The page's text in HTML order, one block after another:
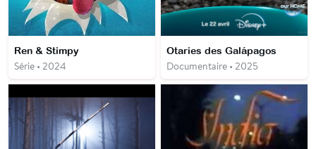
Ren & Stimpy
Série • 2024
Otaries des Galápagos
Documentaire • 2025